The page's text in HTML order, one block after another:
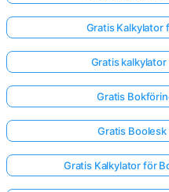
Gratis Kalkylator
Gratis
Gratis
Gratis
Gratis Kalkylator för